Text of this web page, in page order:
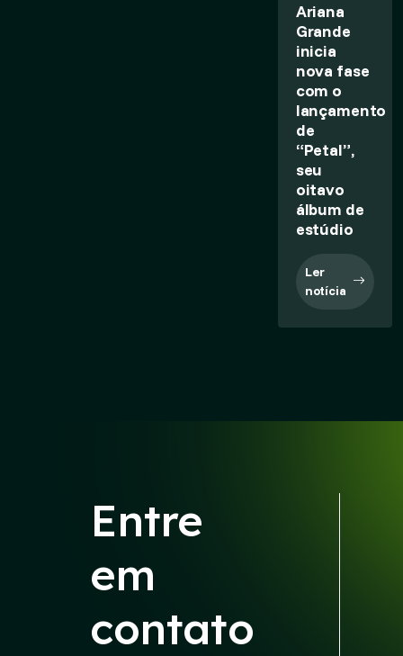
Ariana
Grande
inicia
nova fase
com o
lançamento
de
“Petal”,
seu
oitavo
álbum de
estúdio
Ler
notícia
Entre
em
contato